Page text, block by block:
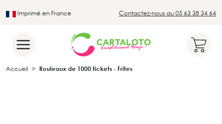
Imprimé en France Contactez-nous au 05 63 38 34 64
Accueil Rouleaux de 1000 tickets - Frites